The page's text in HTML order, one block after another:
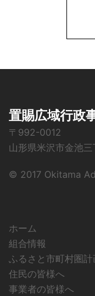
置賜広域行政
〒992-0012
山形県米沢市金池
© 2017 Okitama
ホーム
組合情報
ふるさと市町村圏計
住民の皆様へ
事業者の皆様へ